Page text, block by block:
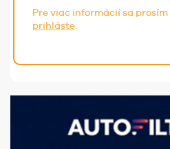
Pre viac informácií sa prosím
prihláste